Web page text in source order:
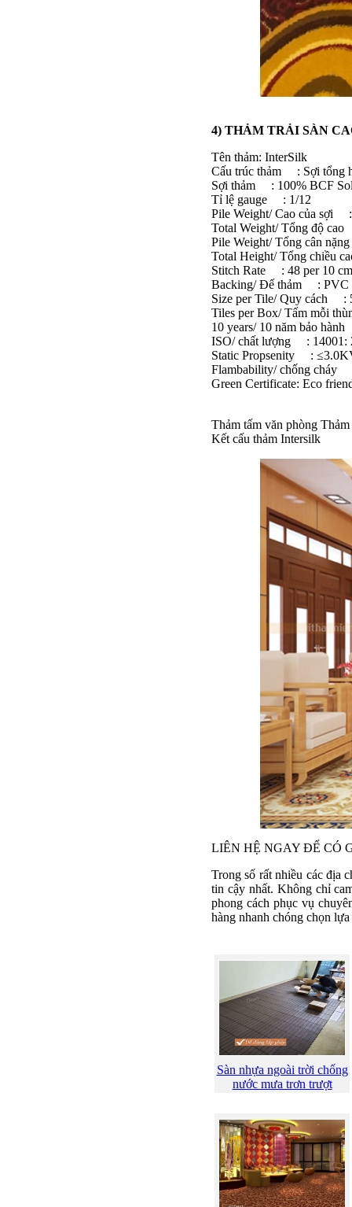
4) THẢM TRẢI SÀN
Tên thảm: InterSilk
Cấu trúc thảm : Sợi tổng
Sợi thảm : 100% BCF
Tỉ lệ gauge : 1/12
Pile Weight/ Cao của sợi
Total Weight/ Tổng độ
Pile Weight/ Tổng cân
Total Height/ Tổng chiều
Stitch Rate : 48 per 10 cm
Backing/ Đế thảm : PVC
Size per Tile/ Quy cách :
Tiles per Box/ Tấm mỗi
10 years/ 10 năm bảo
ISO/ chất lượng : 14001:
Static Propsenity :
Flambability/ chống cháy
Green Certificate: Eco
Thảm tấm văn phòng
Kết cấu thảm Intersilk
LIÊN HỆ NGAY ĐỂ CÓ
Trong số rất nhiều các địa
tin cậy nhất. Không chỉ
phong cách phục vụ
hàng nhanh chóng chọn
Sàn nhựa ngoài trời chống
nước mưa trơn trượt